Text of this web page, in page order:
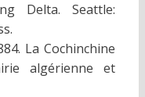
Delta. Seattle:
La Cochinchine
algérienne et